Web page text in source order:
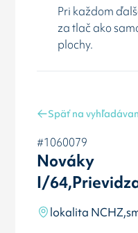
Pri každom
za tlač ako
plochy.
Späť na
#1060079
Nováky
I/
lokalita